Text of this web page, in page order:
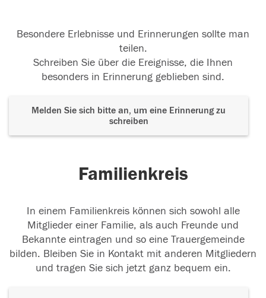
Besondere Erlebnisse und Erinnerungen sollte man
teilen.
Schreiben Sie über die Ereignisse, die Ihnen
besonders in Erinnerung geblieben sind.
Melden Sie sich bitte an, um eine Erinnerung zu
schreiben
Familienkreis
In einem Familienkreis können sich sowohl alle
Mitglieder einer Familie, als auch Freunde und
Bekannte eintragen und so eine Trauergemeinde
bilden. Bleiben Sie in Kontakt mit anderen Mitgliedern
und tragen Sie sich jetzt ganz bequem ein.